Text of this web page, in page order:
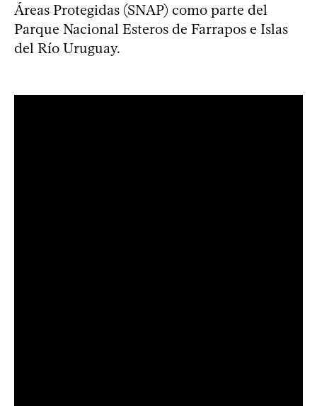
Áreas Protegidas (SNAP) como parte del
Parque Nacional Esteros de Farrapos e Islas
del Río Uruguay.